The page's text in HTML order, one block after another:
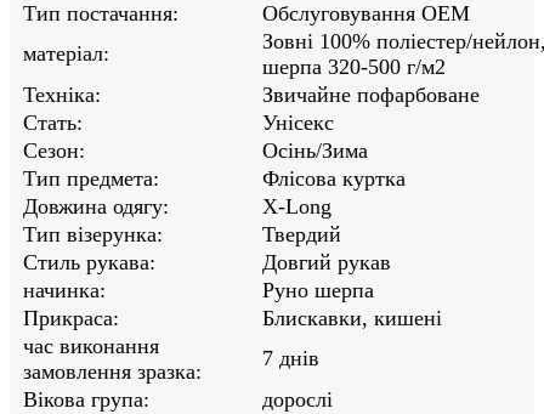
Тип постачання:
Обслуговування OEM
матеріал:
Зовні 100% поліестер/
шерпа 320-500 г/м2
Техніка:
Звичайне пофарбоване
Стать:
Унісекс
Сезон:
Осінь/Зима
Тип предмета:
Флісова куртка
Довжина одягу:
X-Long
Тип візерунка:
Твердий
Стиль рукава:
Довгий рукав
начинка:
Руно шерпа
Прикраса:
Блискавки, кишені
час виконання
замовлення зразка:
7 днів
Вікова група:
дорослі